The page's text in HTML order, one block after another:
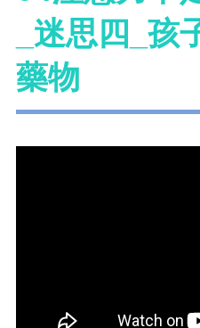
_迷思四_孩
藥物